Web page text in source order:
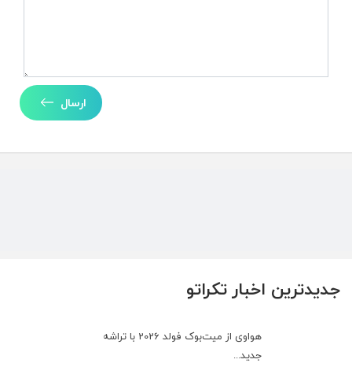
جدیدترین اخبار تکراتو
هواوی از میت‌بوک فولد 2026 با تراشه
جدید...
ارسال